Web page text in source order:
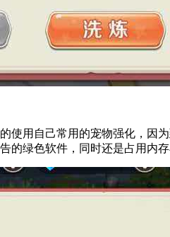
用自己常用的宠物强化，因
绿色软件，同时还是占用内存